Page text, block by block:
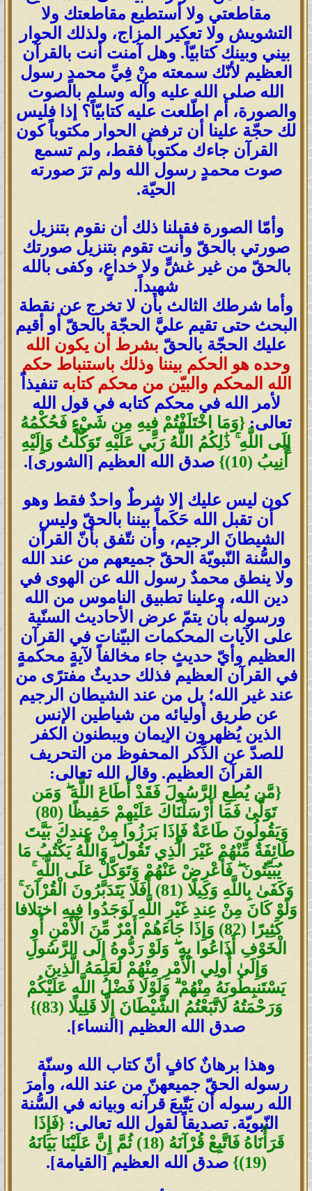
مقاطعتي ولا أستطيع مقاطعتك ولا
التشويش ولا تعكير المزاج، ولذلك الحوار
بيني وبينك كتابيّاً. وهل آمنت أنت بالقرآن
العظيم لأنّك سمعته منْ فِيِّ محمدٍ رسول
الله صلى الله عليه وآله وسلم بالصوت
والصورة، أم اطّلعت عليه كتابيّاً؟ إذا فليس
لك حجّة علينا أن ترفض الحوار مكتوباً كون
القرآن جاءك مكتوباً فقط، ولم تسمع
صوت محمدٍ رسول الله ولم ترَ صورته
الحيّة.
وأمّا الصورة فقبلنا ذلك أن نقوم بتنزيل
صورتي بالحقّ وأنت تقوم بتنزيل صورتك
بالحقّ من غير غشٍّ ولا خداعٍ، وكفى بالله
شهيداً.
وأما شرطك الثالث بأن لا تخرج عن نقطة
البحث حتى تقيم عليَّ الحجّة بالحقّ أو أقيم
عليك الحجّة بالحقّ بشرط أن يكون الله
وحده هو الحكم بيننا وذلك باستنباط حكم
الله المحكم والبيّن من محكم كتابه تنفيذاً
لأمر الله في محكم كتابه في قول الله
تعالى: {وَمَا اخْتَلَفْتُمْ فِيهِ مِن شَيْءٍ فَحُكْمُهُ
إِلَى اللَّهِ ۚ ذَٰلِكُمُ اللَّهُ رَبِّي عَلَيْهِ تَوَكَّلْتُ وَإِلَيْهِ
أُنِيبُ (10)}
صدق الله العظيم [الشورى].
كون ليس عليك إلا شرطٌ واحدٌ فقط وهو
أن تقبل الله حَكَماً بيننا بالحقّ وليس
الشيطانَ الرجيم، وأن نتّفق بأنّ القرآن
والسُّنة النّبويّة الحقّ جميعهم من عند الله
ولا ينطق محمدٌ رسول الله عن الهوى في
دين الله، وعلينا تطبيق الناموس من الله
ورسوله بأن يتمّ عرض الأحاديث السنّية
على الآيات المحكمات البيّنات في القرآن
العظيم وأيّ حديثٍ جاء مخالفاً لآيةٍ محكمةٍ
في القرآن العظيم فذلك حديثٌ مفترًى من
عند غير الله؛ بل من عند الشيطان الرجيم
عن طريق أوليائه من شياطين الإنس
الذين يُظهرون الإيمان ويبطنون الكفر
للصدّ عن الذِّكر المحفوظ من التحريف
القرآنَ العظيم. وقال الله تعالى:
{مَّن يُطِعِ الرَّسُولَ فَقَدْ أَطَاعَ اللَّهَ ۖ وَمَن
تَوَلَّىٰ فَمَا أَرْسَلْنَاكَ عَلَيْهِمْ حَفِيظًا (80)
وَيَقُولُونَ طَاعَةٌ فَإِذَا بَرَزُوا مِنْ عِندِكَ بَيَّتَ
طَائِفَةٌ مِّنْهُمْ غَيْرَ الَّذِي تَقُولُ ۖ وَاللَّهُ يَكْتُبُ مَا
يُبَيِّتُونَ ۖ فَأَعْرِضْ عَنْهُمْ وَتَوَكَّلْ عَلَى اللَّهِ ۚ
وَكَفَىٰ بِاللَّهِ وَكِيلًا (81) أَفَلَا يَتَدَبَّرُونَ الْقُرْآنَ ۚ
وَلَوْ كَانَ مِنْ عِندِ غَيْرِ اللَّهِ لَوَجَدُوا فِيهِ اختلافا
كَثِيرًا (82) وَإِذَا جَاءَهُمْ أَمْرٌ مِّنَ الْأَمْنِ أَوِ
الْخَوْفِ أَذَاعُوا بِهِ ۖ وَلَوْ رَدُّوهُ إِلَى الرَّسُولِ
وَإِلَىٰ أُولِي الْأَمْرِ مِنْهُمْ لَعَلِمَهُ الَّذِينَ
يَسْتَنبِطُونَهُ مِنْهُمْ ۗ وَلَوْلَا فَضْلُ اللَّهِ عَلَيْكُمْ
وَرَحْمَتُهُ لَاتَّبَعْتُمُ الشَّيْطَانَ إِلَّا قَلِيلًا (83)}
صدق الله العظيم [النساء].
وهذا برهانٌ كافٍ أنّ كتاب الله وسنّة
رسوله الحقّ جميعهنّ من عند الله، وأمرَ
الله رسوله أن يَتّبعَ قرآنه وبيانه في السُّنة
النّبويّة. تصديقاً لقول الله تعالى: {فَإِذَا
قَرَأْنَاهُ فَاتَّبِعْ قُرْآنَهُ (18) ثُمَّ إِنَّ عَلَيْنَا بَيَانَهُ
(19)}
صدق الله العظيم [القيامة].